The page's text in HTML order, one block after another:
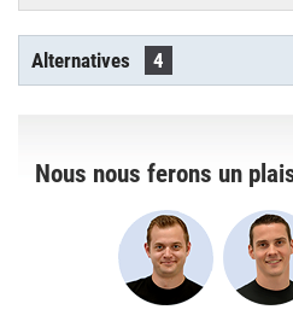
Alternatives 4
Nous nous ferons un